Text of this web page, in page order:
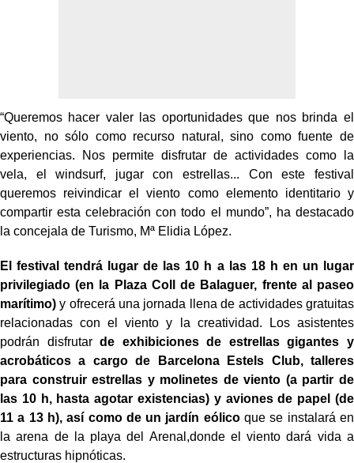
“Queremos hacer valer las oportunidades que nos brinda el
viento, no sólo como recurso natural, sino como fuente de
experiencias. Nos permite disfrutar de actividades como la
vela, el windsurf, jugar con estrellas... Con este festival
queremos reivindicar el viento como elemento identitario y
compartir esta celebración con todo el mundo”, ha destacado
la concejala de Turismo, Mª Elidia López.
El festival tendrá lugar de las 10 h a las 18 h en un lugar
privilegiado (en la Plaza Coll de Balaguer, frente al paseo
marítimo)y ofrecerá una jornada llena de actividades gratuitas
relacionadas con el viento y la creatividad. Los asistentes
podrán disfrutarde exhibiciones de estrellas gigantes y
acrobáticos a cargo de Barcelona Estels Club, talleres
para construir estrellas y molinetes de viento (a partir de
las 10 h, hasta agotar existencias) y aviones de papel (de
11 a 13 h), así como de un jardín eólicoque se instalará en
la arena de la playa del Arenal,donde el viento dará vida a
estructuras hipnóticas.